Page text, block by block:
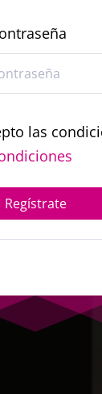
las
Regístrate